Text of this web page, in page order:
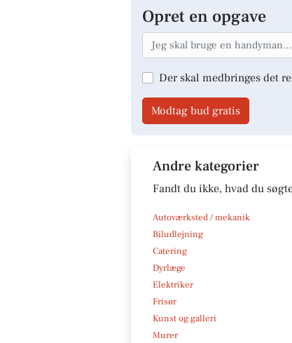
Opret en opgave
Der skal medbringes det
Modtag bud gratis
Andre kategorier
Fandt du ikke, hvad du
Autoværksted / mekanik
Biludlejning
Catering
Dyrlæge
Elektriker
Frisør
Kunst og galleri
Murer